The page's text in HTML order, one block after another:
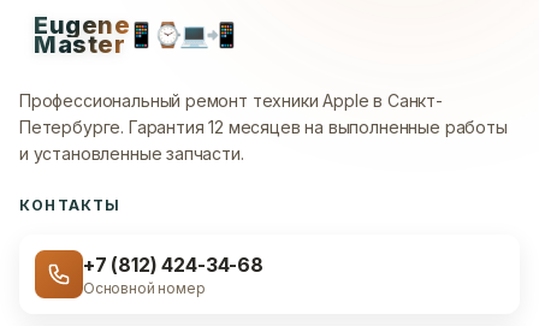
Eugene
Master📱 ⌚💻📲
Профессиональный ремонт техники Apple в Санкт-
Петербурге. Гарантия 12 месяцев на выполненные работы
и установленные запчасти.
КОНТАКТЫ
+7 (812) 424-34-68
Основной номер